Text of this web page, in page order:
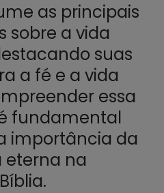
as principais
sobre a vida
suas
a fé e a vida
essa
fundamental
importância da
eterna na